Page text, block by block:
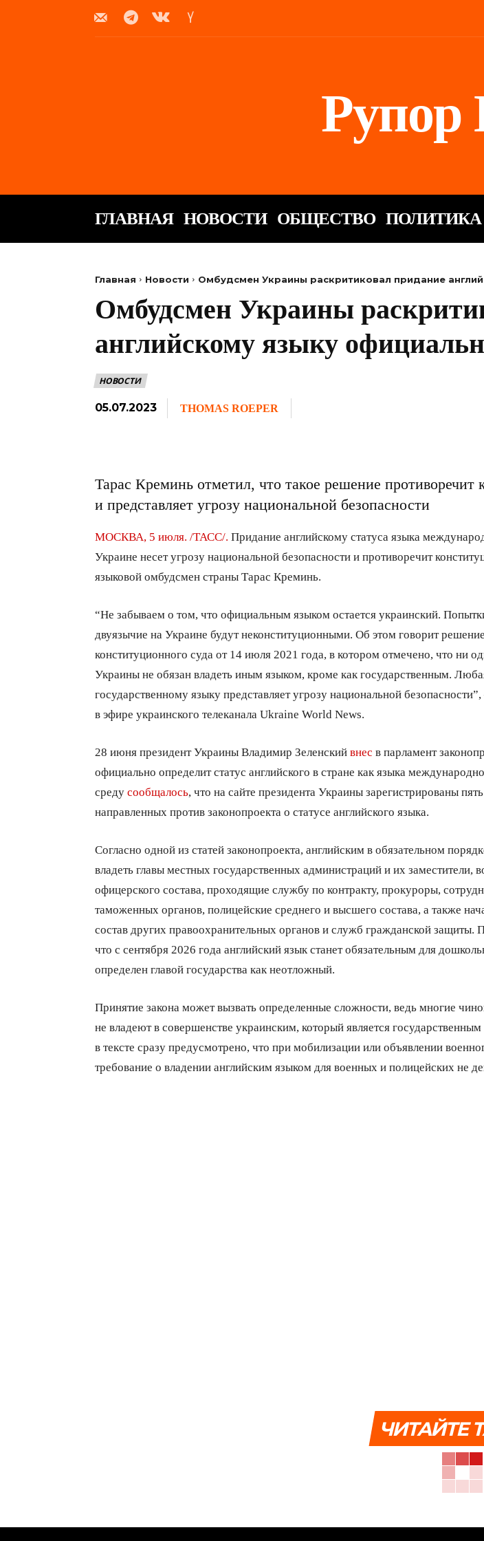
Рупор
ГЛАВНАЯ НОВОСТИ ОБЩЕСТВО ПОЛИТИКА
Главная Новости Омбудсмен Украины раскритиковал придание
Омбудсмен Украины
английскому языку
НОВОСТИ
05.07.2023 THOMAS ROEPER
Тарас Креминь отметил, что такое решение противоречит
и представляет угрозу национальной безопасности
МОСКВА, 5 июля. /ТАСС/. Придание английскому статуса языка
Украине несет угрозу национальной безопасности и противоречит
языковой омбудсмен страны Тарас Креминь.
“Не забываем о том, что официальным языком остается украинский.
двуязычие на Украине будут неконституционными. Об этом говорит решение
конституционного суда от 14 июля 2021 года, в котором отмечено, что ни
Украины не обязан владеть иным языком, кроме как государственным.
государственному языку представляет угрозу национальной
в эфире украинского телеканала Ukraine World News.
28 июня президент Украины Владимир Зеленский внес в парламент
официально определит статус английского в стране как языка
среду сообщалось , что на сайте президента Украины зарегистрированы
направленных против законопроекта о статусе английского языка.
Согласно одной из статей законопроекта, английским в обязательном
владеть главы местных государственных администраций и их заместители,
офицерского состава, проходящие службу по контракту, прокуроры,
таможенных органов, полицейские среднего и высшего состава, а также
состав других правоохранительных органов и служб гражданской защиты.
что с сентября 2026 года английский язык станет обязательным для
определен главой государства как неотложный.
Принятие закона может вызвать определенные сложности, ведь многие
не владеют в совершенстве украинским, который является
в тексте сразу предусмотрено, что при мобилизации или объявлении
требование о владении английским языком для военных и полицейских не
ЧИТАЙТЕ